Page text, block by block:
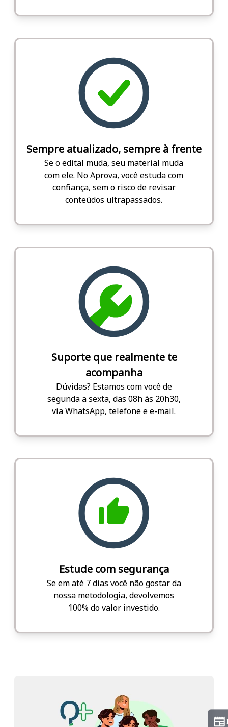
Sempre atualizado, sempre à frente
Se o edital muda, seu material muda
com ele. No Aprova, você estuda com
confiança, sem o risco de revisar
conteúdos ultrapassados.
Suporte que realmente te
acompanha
Dúvidas? Estamos com você de
segunda a sexta, das 08h às 20h30,
via WhatsApp, telefone e e-mail.
Estude com segurança
Se em até 7 dias você não gostar da
nossa metodologia, devolvemos
100% do valor investido.